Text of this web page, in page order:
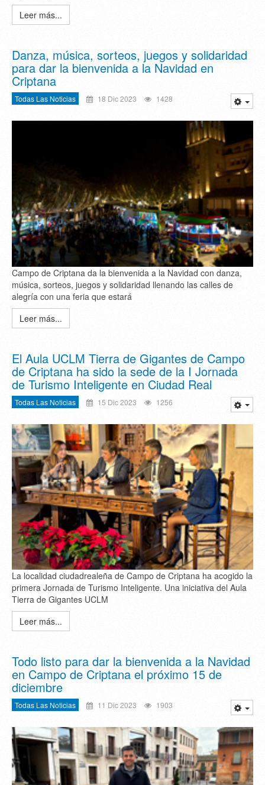
Leer más...
Danza, música, sorteos, juegos y solidaridad
para dar la bienvenida a la Navidad en
Criptana
Todas Las Noticias 18 Dic 2023 1428
Campo de Criptana da la bienvenida a la Navidad con danza,
música, sorteos, juegos y solidaridad llenando las calles de
alegría con una feria que estará
Leer más...
El Aula UCLM Tierra de Gigantes de Campo
de Criptana ha sido la sede de la I Jornada
de Turismo Inteligente en Ciudad Real
Todas Las Noticias 15 Dic 2023 1256
La localidad ciudadrealeña de Campo de Criptana ha acogido la
primera Jornada de Turismo Inteligente. Una iniciativa del Aula
Tierra de Gigantes UCLM
Leer más...
Todo listo para dar la bienvenida a la Navidad
en Campo de Criptana el próximo 15 de
diciembre
Todas Las Noticias 11 Dic 2023 1903